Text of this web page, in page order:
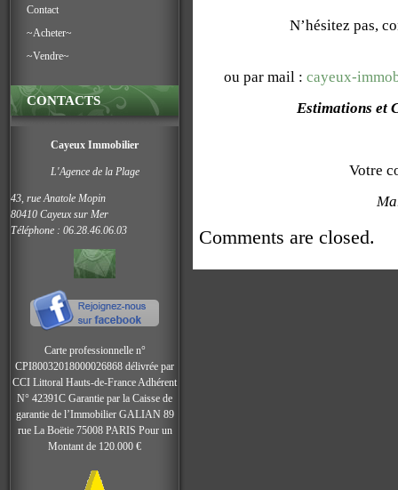
Contact
~Acheter~
~Vendre~
CONTACTS
Cayeux Immobilier
L'Agence de la Plage
43, rue Anatole Mopin
80410 Cayeux sur Mer
Téléphone : 06.28.46.06.03
Carte professionnelle n°
CPI80032018000026868 délivrée par
CCI Littoral Hauts-de-France Adhérent
N° 42391C Garantie par la Caisse de
garantie de l’Immobilier GALIAN 89
rue La Boëtie 75008 PARIS Pour un
Montant de 120.000 €
N’hésitez pas,
ou par mail : cayeux-
Estimations et
Votre
Comments are closed.